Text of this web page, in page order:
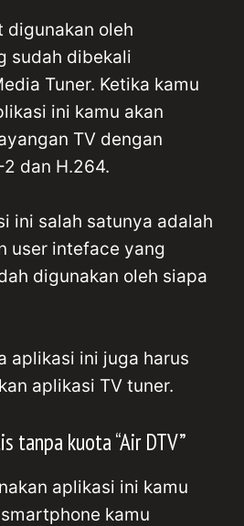
digunakan oleh
sudah dibekali
Tuner. Ketika kamu
ini kamu akan
TV dengan
dan H.264.
ini salah satunya adalah
user inteface yang
digunakan oleh siapa
aplikasi ini juga harus
aplikasi TV tuner.
tanpa kuota “Air DTV”
aplikasi ini kamu
kamu